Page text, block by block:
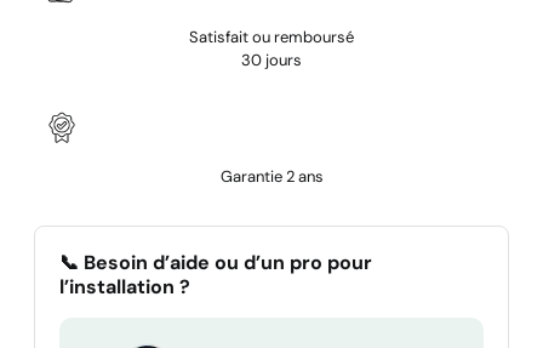
Satisfait ou remboursé
30 jours
Garantie 2 ans
📞 Besoin d’aide ou d’un pro pour
l’installation ?